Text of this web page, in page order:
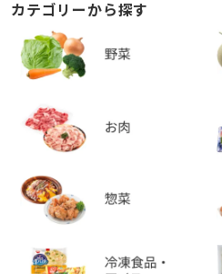
カテゴリーから探す